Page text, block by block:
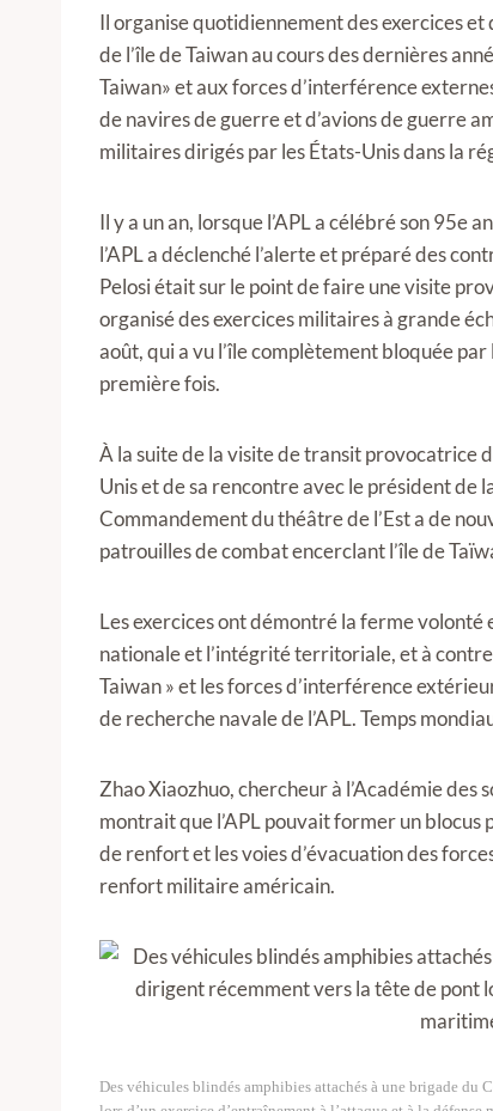
Il organise quotidiennement des exercices
de l’île de Taiwan au cours des dernières
Taiwan» et aux forces d’interférence
de navires de guerre et d’avions de guerre
militaires dirigés par les États-Unis dans la
Il y a un an, lorsque l’APL a célébré son 95e
l’APL a déclenché l’alerte et préparé des
Pelosi était sur le point de faire une visite
organisé des exercices militaires à grande
août, qui a vu l’île complètement bloquée par
première fois.
À la suite de la visite de transit provocatrice
Unis et de sa rencontre avec le président
Commandement du théâtre de l’Est a de
patrouilles de combat encerclant l’île de
Les exercices ont démontré la ferme
nationale et l’intégrité territoriale, et à
Taiwan » et les forces d’interférence
de recherche navale de l’APL. Temps
Zhao Xiaozhuo, chercheur à l’Académie
montrait que l’APL pouvait former un blocus
de renfort et les voies d’évacuation des
renfort militaire américain.
Des véhicules blindés amphibies attachés à une brigade du